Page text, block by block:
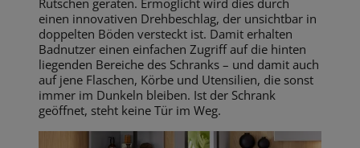
Rutschen geraten. Ermöglicht wird dies durch
einen innovativen Drehbeschlag, der unsichtbar in
doppelten Böden versteckt ist. Damit erhalten
Badnutzer einen einfachen Zugriff auf die hinten
liegenden Bereiche des Schranks – und damit auch
auf jene Flaschen, Körbe und Utensilien, die sonst
immer im Dunkeln bleiben. Ist der Schrank
geöffnet, steht keine Tür im Weg.